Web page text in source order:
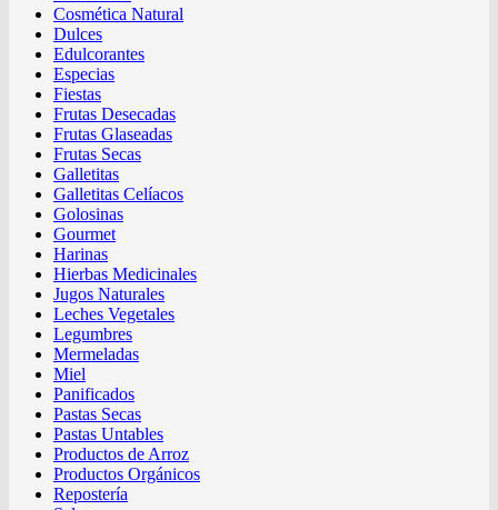
Cosmética Natural
Dulces
Edulcorantes
Especias
Fiestas
Frutas Desecadas
Frutas Glaseadas
Frutas Secas
Galletitas
Galletitas Celíacos
Golosinas
Gourmet
Harinas
Hierbas Medicinales
Jugos Naturales
Leches Vegetales
Legumbres
Mermeladas
Miel
Panificados
Pastas Secas
Pastas Untables
Productos de Arroz
Productos Orgánicos
Repostería